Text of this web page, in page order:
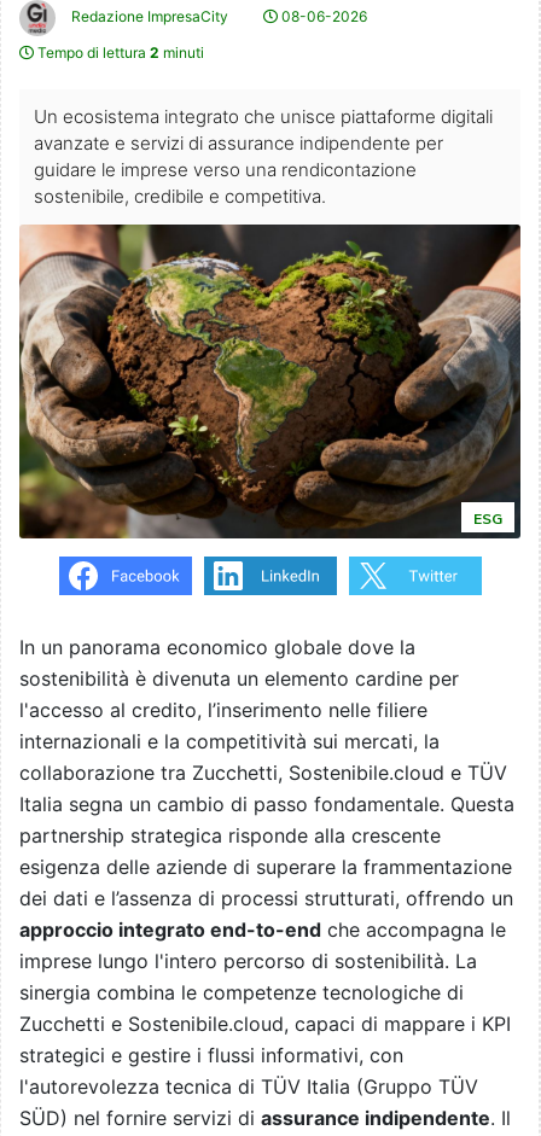
Redazione ImpresaCity
08-06-2026
Tempo di lettura 2 minuti
Un ecosistema integrato che unisce piattaforme digitali
avanzate e servizi di assurance indipendente per
guidare le imprese verso una rendicontazione
sostenibile, credibile e competitiva.
ESG
In un panorama economico globale dove la
sostenibilità è divenuta un elemento cardine per
l'accesso al credito, l’inserimento nelle filiere
internazionali e la competitività sui mercati, la
collaborazione tra Zucchetti, Sostenibile.cloud e TÜV
Italia segna un cambio di passo fondamentale. Questa
partnership strategica risponde alla crescente
esigenza delle aziende di superare la frammentazione
dei dati e l’assenza di processi strutturati, offrendo un
approccio integrato end-to-end che accompagna le
imprese lungo l'intero percorso di sostenibilità. La
sinergia combina le competenze tecnologiche di
Zucchetti e Sostenibile.cloud, capaci di mappare i KPI
strategici e gestire i flussi informativi, con
l'autorevolezza tecnica di TÜV Italia (Gruppo TÜV
SÜD) nel fornire servizi di assurance indipendente. Il